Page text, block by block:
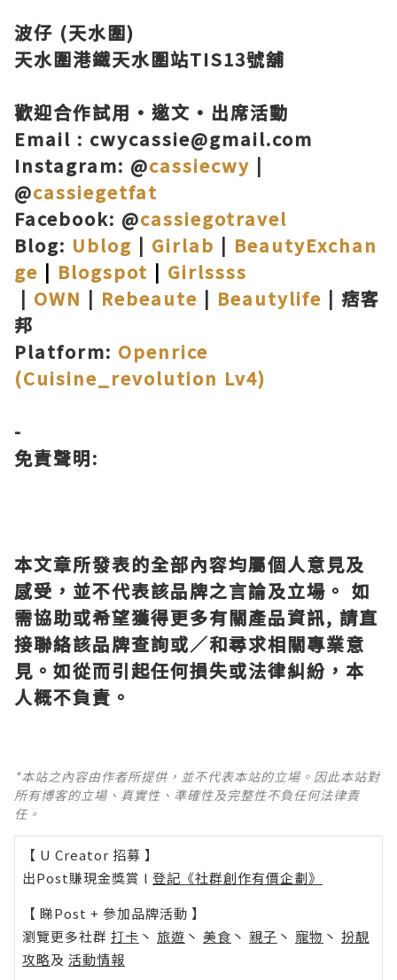
波仔 (天水圍)
天水圍港鐵天水圍站TIS13號舖
歡迎合作試用·邀文·出席活動
Email : cwycassie@gmail.com
Instagram: @cassiecwy |
@cassiegetfat
Facebook: @cassiegotravel
Blog: Ublog | Girlab | BeautyExchan
ge | Blogspot | Girlssss
| OWN | Rebeaute | Beautylife | 痞客
邦
Platform: Openrice
(Cuisine_revolution Lv4)
-
免責聲明:
本文章所發表的全部內容均屬個人意見及
感受，並不代表該品牌之言論及立場。 如
需協助或希望獲得更多有關產品資訊, 請直
接聯絡該品牌查詢或∕和尋求相關專業意
見。如從而引起任何損失或法律糾紛，本
人概不負責。
*本站之內容由作者所提供，並不代表本站的立場。因此本站對
所有博客的立場、真實性、準確性及完整性不負任何法律責
任。
【 U Creator 招募 】
出Post賺現金獎賞 l 登記《社群創作有價企劃》
【 睇Post + 參加品牌活動 】
瀏覽更多社群 打卡 丶 旅遊 丶 美食 丶 親子 丶 寵物 丶 扮靚
攻略及 活動情報